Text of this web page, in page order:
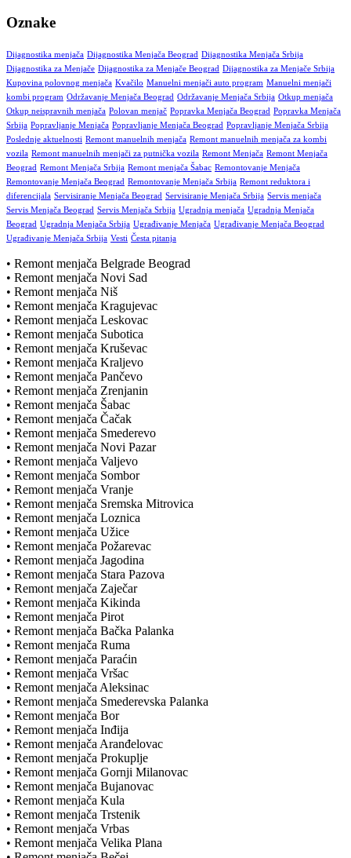
Oznake
Dijagnostika menjača Dijagnostika Menjača Beograd Dijagnostika Menjača Srbija
Dijagnostika za Menjače Dijagnostika za Menjače Beograd Dijagnostika za Menjače Srbija
Kupovina polovnog menjača Kvačilo Manuelni menjači auto program Manuelni menjači
kombi program Održavanje Menjača Beograd Održavanje Menjača Srbija Otkup menjača
Otkup neispravnih menjača Polovan menjač Popravka Menjača Beograd Popravka Menjača
Srbija Popravljanje Menjača Popravljanje Menjača Beograd Popravljanje Menjača Srbija
Poslednje aktuelnosti Remont manuelnih menjača Remont manuelnih menjača za kombi
vozila Remont manuelnih menjači za putnička vozila Remont Menjača Remont Menjača
Beograd Remont Menjača Srbija Remont menjača Šabac Remontovanje Menjača
Remontovanje Menjača Beograd Remontovanje Menjača Srbija Remont reduktora i
diferencijala Servisiranje Menjača Beograd Servisiranje Menjača Srbija Servis menjača
Servis Menjača Beograd Servis Menjača Srbija Ugradnja menjača Ugradnja Menjača
Beograd Ugradnja Menjača Srbija Ugrađivanje Menjača Ugrađivanje Menjača Beograd
Ugrađivanje Menjača Srbija Vesti Česta pitanja
• Remont menjača Belgrade Beograd
• Remont menjača Novi Sad
• Remont menjača Niš
• Remont menjača Kragujevac
• Remont menjača Leskovac
• Remont menjača Subotica
• Remont menjača Kruševac
• Remont menjača Kraljevo
• Remont menjača Pančevo
• Remont menjača Zrenjanin
• Remont menjača Šabac
• Remont menjača Čačak
• Remont menjača Smederevo
• Remont menjača Novi Pazar
• Remont menjača Valjevo
• Remont menjača Sombor
• Remont menjača Vranje
• Remont menjača Sremska Mitrovica
• Remont menjača Loznica
• Remont menjača Užice
• Remont menjača Požarevac
• Remont menjača Jagodina
• Remont menjača Stara Pazova
• Remont menjača Zaječar
• Remont menjača Kikinda
• Remont menjača Pirot
• Remont menjača Bačka Palanka
• Remont menjača Ruma
• Remont menjača Paraćin
• Remont menjača Vršac
• Remont menjača Aleksinac
• Remont menjača Smederevska Palanka
• Remont menjača Bor
• Remont menjača Inđija
• Remont menjača Aranđelovac
• Remont menjača Prokuplje
• Remont menjača Gornji Milanovac
• Remont menjača Bujanovac
• Remont menjača Kula
• Remont menjača Trstenik
• Remont menjača Vrbas
• Remont menjača Velika Plana